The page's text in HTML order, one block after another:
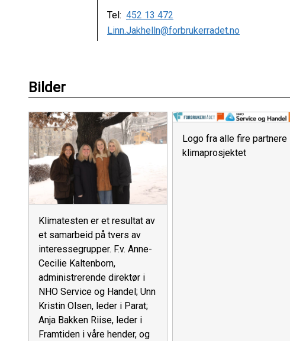
Tel: 452 13 472
Linn.Jakhelln@forbrukerradet.no
Bilder
Klimatesten er et resultat av
et samarbeid på tvers av
interessegrupper. F.v. Anne-
Cecilie Kaltenborn,
administrerende direktør i
NHO Service og Handel; Unn
Kristin Olsen, leder i Parat;
Anja Bakken Riise, leder i
Framtiden i våre hender, og
Logo fra alle fire partnere
klimaprosjektet